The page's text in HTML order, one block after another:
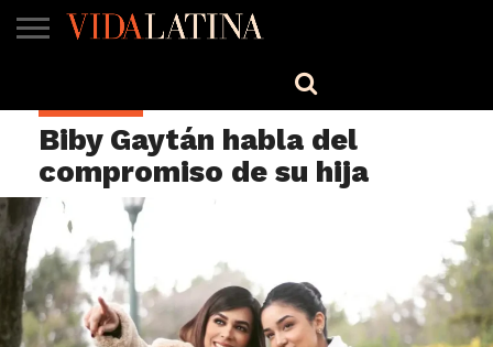
TV
Biby Gaytán habla del
compromiso de su hija